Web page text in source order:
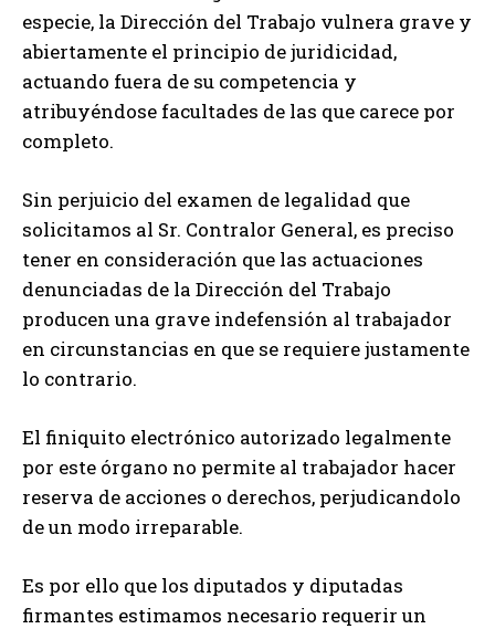
especie, la Dirección del Trabajo vulnera grave y
abiertamente el principio de juridicidad,
actuando fuera de su competencia y
atribuyéndose facultades de las que carece por
completo.
Sin perjuicio del examen de legalidad que
solicitamos al Sr. Contralor General, es preciso
tener en consideración que las actuaciones
denunciadas de la Dirección del Trabajo
producen una grave indefensión al trabajador
en circunstancias en que se requiere justamente
lo contrario.
El finiquito electrónico autorizado legalmente
por este órgano no permite al trabajador hacer
reserva de acciones o derechos, perjudicandolo
de un modo irreparable.
Es por ello que los diputados y diputadas
firmantes estimamos necesario requerir un